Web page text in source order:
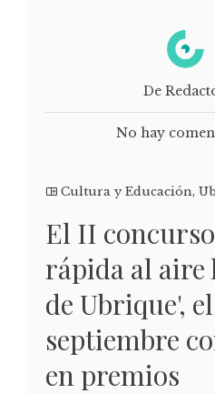
De
No hay
Cultura y Educación,
El II
rápida al
de Ubrique',
septiembre
en premios